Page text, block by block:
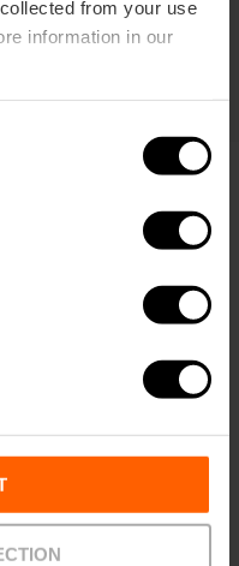
from your use
information in our
FAQs